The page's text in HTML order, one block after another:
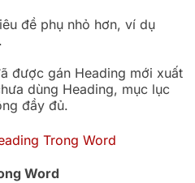
đề phụ nhỏ hơn, ví dụ
được gán Heading mới xuất
dùng Heading, mục lục
đầy đủ.
Word